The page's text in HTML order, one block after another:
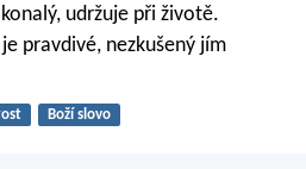
udržuje při životě.
pravdivé, nezkušený jím
Boží slovo